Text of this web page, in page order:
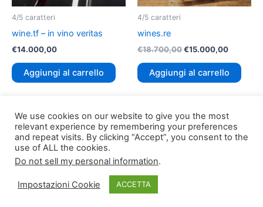
4/5 caratteri
wine.tf – in vino veritas
€14.000,00
Aggiungi al carrello
4/5 caratteri
wines.re
€18.700,00€15.000,00
Aggiungi al carrello
Copyright © 2026 TLDomain.org| Powered by
We use cookies on our website to give you the most
relevant experience by remembering your preferences
and repeat visits. By clicking “Accept”, you consent to the
use of ALL the cookies.
Do not sell my personal information.
Impostazioni Cookie ACCETTA